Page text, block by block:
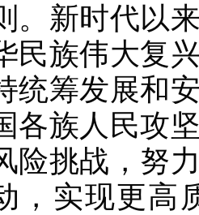
。新时代以
民族伟大复
统筹发展和
各族人民攻
险挑战，努
，实现更高